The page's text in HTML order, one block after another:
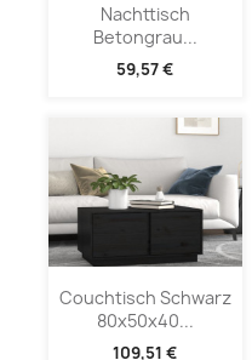
Nachttisch
Betongrau...
59,57 €
Couchtisch Schwarz
80x50x40...
109,51 €